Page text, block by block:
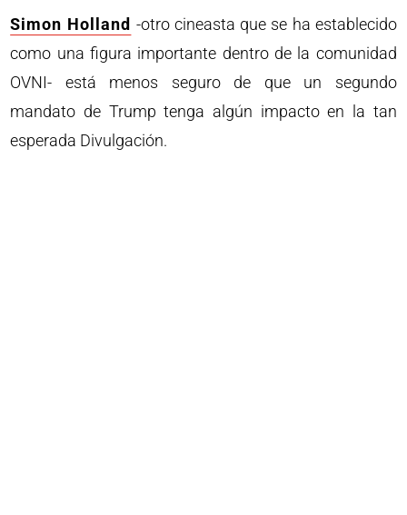
Simon Holland -otro cineasta que se ha establecido
como una figura importante dentro de la comunidad
OVNI- está menos seguro de que un segundo
mandato de Trump tenga algún impacto en la tan
esperada Divulgación.